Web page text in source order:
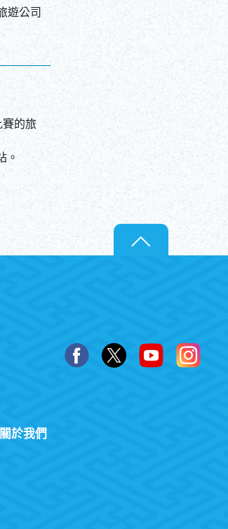
ESPAÑOL
FRANÇAIS
遊公司
的旅
。
關於我們